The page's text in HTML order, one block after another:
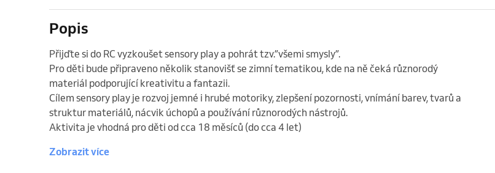
Popis
Přijďte si do RC vyzkoušet sensory play a pohrát tzv.”všemi smysly”.
Pro děti bude připraveno několik stanovišť se zimní tematikou, kde na ně čeká různorodý
materiál podporující kreativitu a fantazii.
Cílem sensory play je rozvoj jemné i hrubé motoriky, zlepšení pozornosti, vnímání barev, tvarů a
struktur materiálů, nácvik úchopů a používání různorodých nástrojů.
Aktivita je vhodná pro děti od cca 18 měsíců (do cca 4 let)
Zobrazit více